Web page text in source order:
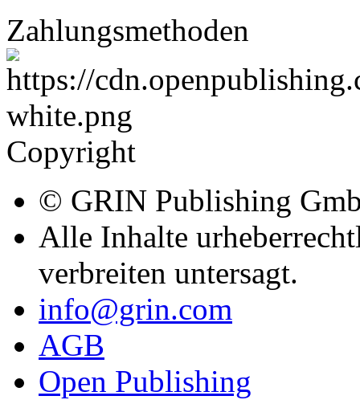
Zahlungsmethoden
Copyright
© GRIN Publishing
Alle Inhalte
verbreiten untersagt.
info@grin.com
AGB
Open Publishing